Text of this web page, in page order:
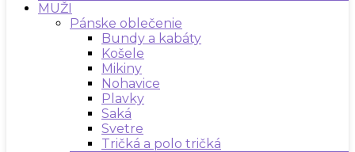
MUŽI
Pánske oblečenie
Bundy a kabáty
Košele
Mikiny
Nohavice
Plavky
Saká
Svetre
Tričká a polo tričká